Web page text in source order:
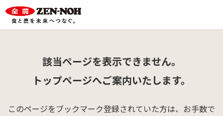
該当ページを表示できません。
トップページへご案内いたします。
このページをブックマーク登録されていた方は、 お手数で